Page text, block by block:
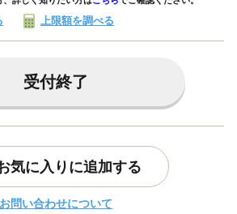
上限額を調べる
受付終了
気に入りに追加する
お問い合わせについて